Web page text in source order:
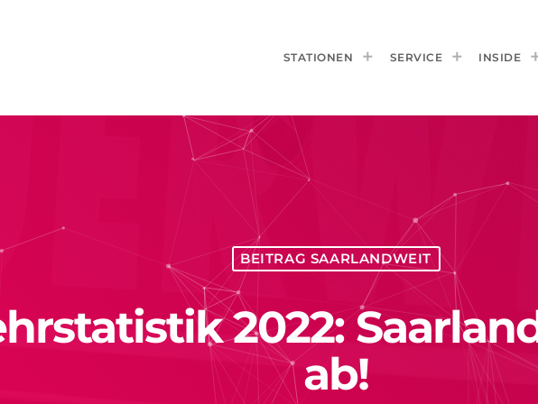
STATIONEN SERVICE INSIDE
BEITRAG SAARLANDWEIT
2022:
ab!